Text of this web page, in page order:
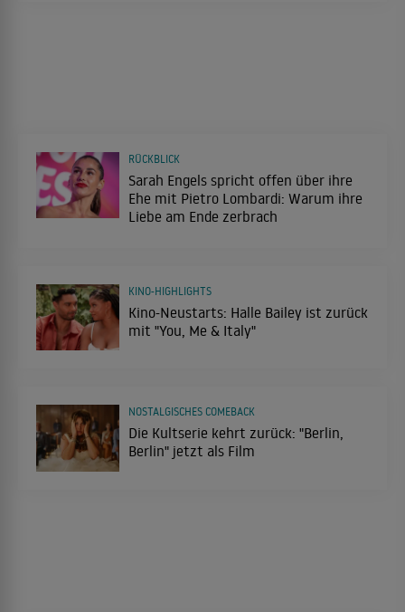
Sarah Engels spricht offen über ihre
Ehe mit Pietro Lombardi: Warum ihre
Liebe am Ende zerbrach
RÜCKBLICK
Kino-Neustarts: Halle Bailey ist zurück
mit "You, Me & Italy"
KINO-HIGHLIGHTS
Die Kultserie kehrt zurück: "Berlin,
Berlin" jetzt als Film
NOSTALGISCHES COMEBACK